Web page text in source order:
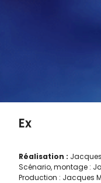
Ex
Réalisation :
Scénario, montage :
Production : Jacques